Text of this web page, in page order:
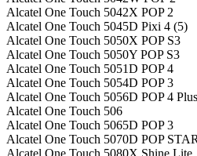
Alcatel One Touch 5042X POP 2
Alcatel One Touch 5045D Pixi 4 (5)
Alcatel One Touch 5050X POP S3
Alcatel One Touch 5050Y POP S3
Alcatel One Touch 5051D POP 4
Alcatel One Touch 5054D POP 3
Alcatel One Touch 5056D POP 4 Plus
Alcatel One Touch 506
Alcatel One Touch 5065D POP 3
Alcatel One Touch 5070D POP STAR